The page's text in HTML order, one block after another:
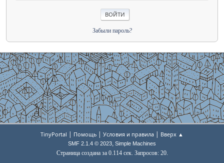
Забыли пароль?
TinyPortal | Помощь | Условия и правила | Вверх ▲
SMF 2.1.4 © 2023, Simple Machines
Страница создана за 0.114 сек. Запросов: 20.